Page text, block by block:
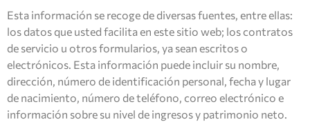
Esta información se recoge de diversas fuentes, entre ellas:
los datos que usted facilita en este sitio web; los contratos
de servicio u otros formularios, ya sean escritos o
electrónicos. Esta información puede incluir su nombre,
dirección, número de identificación personal, fecha y lugar
de nacimiento, número de teléfono, correo electrónico e
información sobre su nivel de ingresos y patrimonio neto.